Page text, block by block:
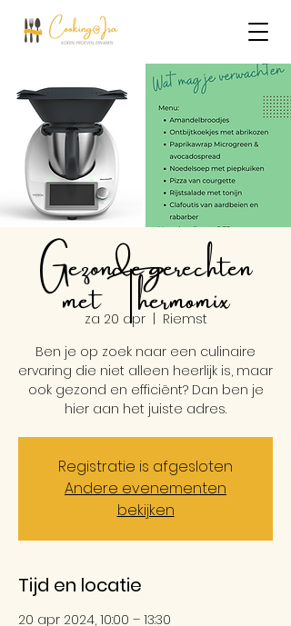
Gezonde gerechten
met Thermomix
za 20 apr
  |
Riemst
Ben je op zoek naar een culinaire
ervaring die niet alleen heerlijk is, maar
ook gezond en efficiënt? Dan ben je
hier aan het juiste adres.
Registratie is afgesloten
Andere evenementen
bekijken
Tijd en locatie
20 apr 2024, 10:00 – 13:30